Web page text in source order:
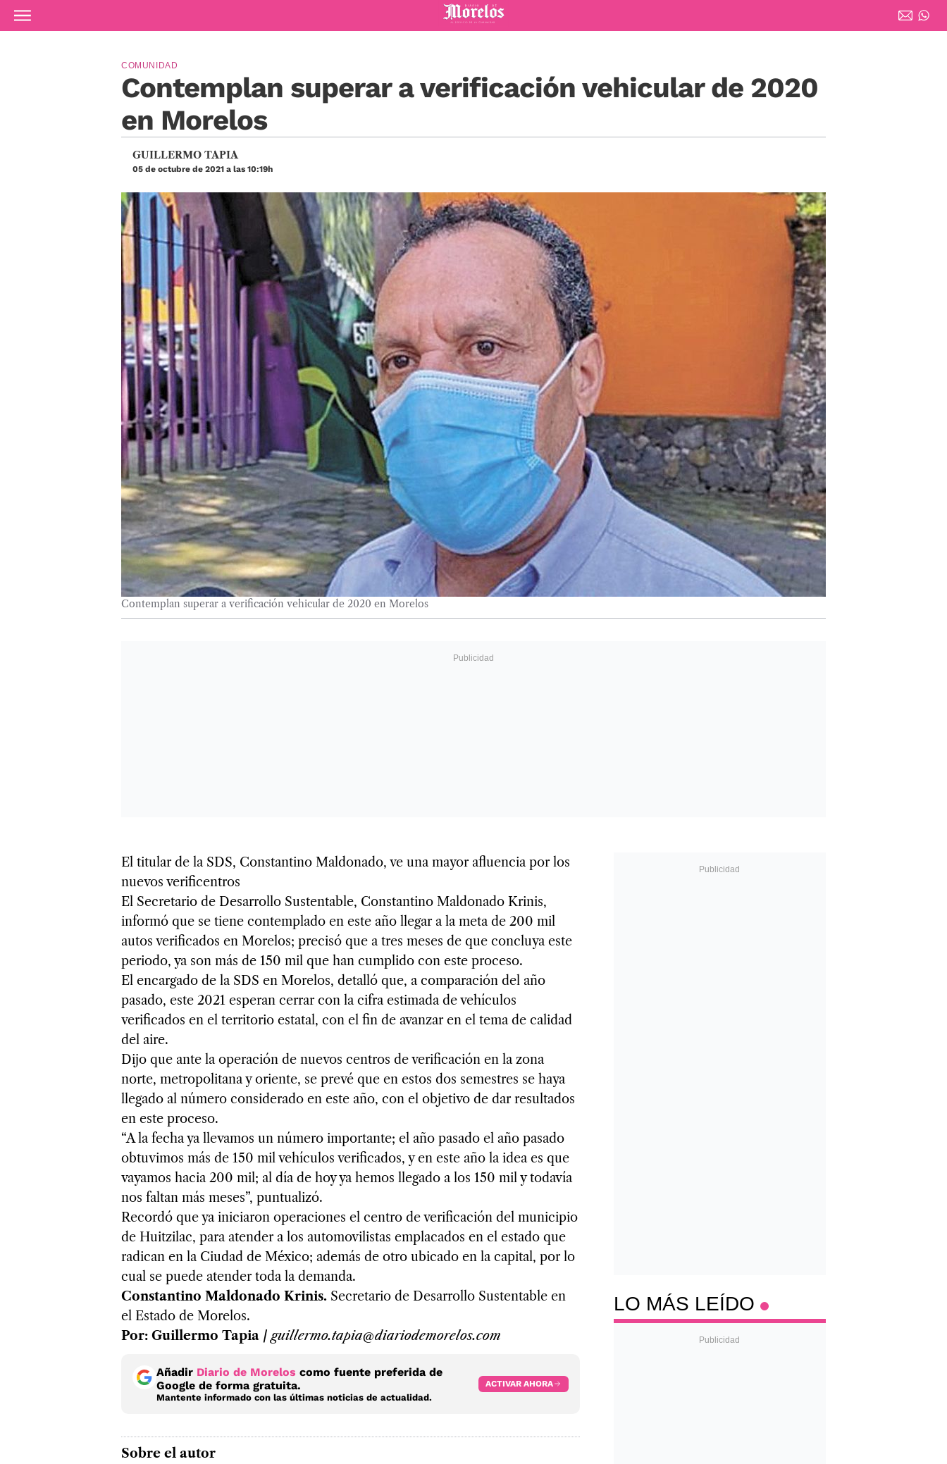
Ir al contenido principal
Diario de Morelos
Contemplan superar a verificación vehicular de 2020
en Morelos
COMUNIDAD
GUILLERMO TAPIA
05 de octubre de 2021 a las 10:19h
Contemplan superar a verificación vehicular de 2020 en Morelos
El titular de la SDS, Constantino Maldonado, ve una mayor afluencia por los
nuevos verificentros
El Secretario de Desarrollo Sustentable, Constantino Maldonado Krinis,
informó que se tiene contemplado en este año llegar a la meta de 200 mil
autos verificados en Morelos; precisó que a tres meses de que concluya este
periodo, ya son más de 150 mil que han cumplido con este proceso.
El encargado de la SDS en Morelos, detalló que, a comparación del año
pasado, este 2021 esperan cerrar con la cifra estimada de vehículos
verificados en el territorio estatal, con el fin de avanzar en el tema de calidad
del aire.
Dijo que ante la operación de nuevos centros de verificación en la zona
norte, metropolitana y oriente, se prevé que en estos dos semestres se haya
llegado al número considerado en este año, con el objetivo de dar resultados
en este proceso.
“A la fecha ya llevamos un número importante; el año pasado el año pasado
obtuvimos más de 150 mil vehículos verificados, y en este año la idea es que
vayamos hacia 200 mil; al día de hoy ya hemos llegado a los 150 mil y todavía
nos faltan más meses”, puntualizó.
Recordó que ya iniciaron operaciones el centro de verificación del municipio
de Huitzilac, para atender a los automovilistas emplacados en el estado que
radican en la Ciudad de México; además de otro ubicado en la capital, por lo
cual se puede atender toda la demanda.
Constantino Maldonado Krinis. Secretario de Desarrollo Sustentable en
el Estado de Morelos.
Por: Guillermo Tapia /guillermo.tapia@diariodemorelos.com
Añadir Diario de Morelos como fuente preferida de
Google de forma gratuita.
Mantente informado con las últimas noticias de actualidad.
ACTIVAR AHORA
Sobre el autor
LO MÁS LEÍDO